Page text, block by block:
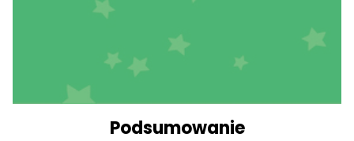
Podsumowanie